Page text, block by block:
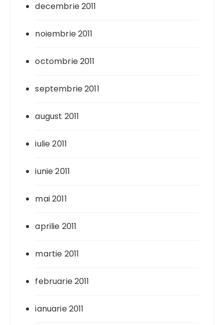
decembrie 2011
noiembrie 2011
octombrie 2011
septembrie 2011
august 2011
iulie 2011
iunie 2011
mai 2011
aprilie 2011
martie 2011
februarie 2011
ianuarie 2011